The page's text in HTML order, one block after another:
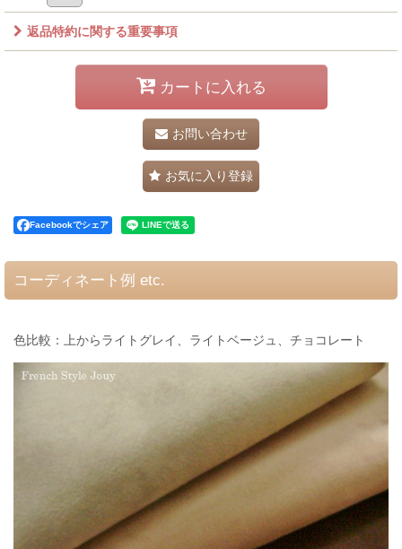
返品特約に関する重要事項
カートに入れる
お問い合わせ
お気に入り登録
Facebookでシェア
コーディネート例 etc.
色比較：上からライトグレイ、ライトベージュ、チョコレート